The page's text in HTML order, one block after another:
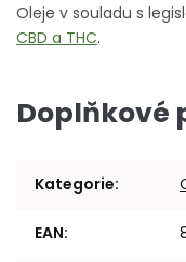
Oleje v souladu s
CBD a THC.
Doplňkové
Kategorie:
EAN: